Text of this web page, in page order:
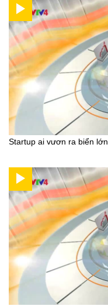
Startup ai vươn ra biển lớn